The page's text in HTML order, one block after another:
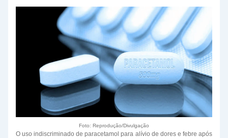
Foto: Reprodução/Divulgação
O uso indiscriminado de paracetamol para alívio de dores e febre após